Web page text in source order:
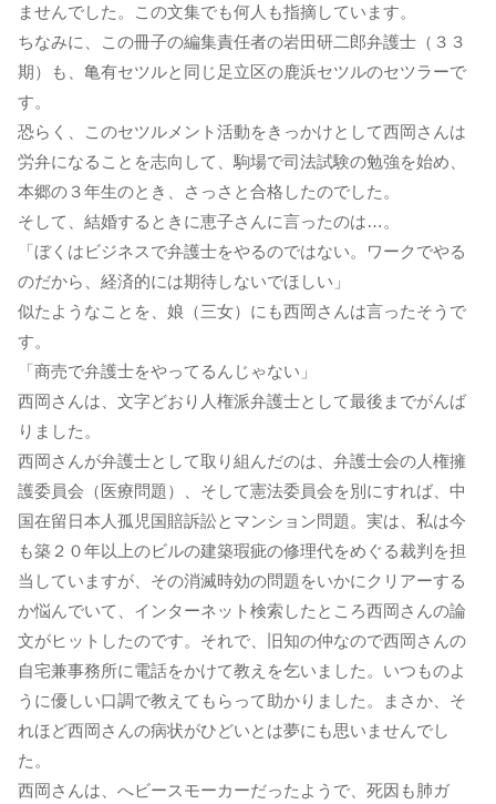
ませんでした。この文集でも何人も指摘しています。
ちなみに、この冊子の編集責任者の岩田研二郎弁護士（３３
期）も、亀有セツルと同じ足立区の鹿浜セツルのセツラーで
す。
恐らく、このセツルメント活動をきっかけとして西岡さんは
労弁になることを志向して、駒場で司法試験の勉強を始め、
本郷の３年生のとき、さっさと合格したのでした。
そして、結婚するときに恵子さんに言ったのは…。
「ぼくはビジネスで弁護士をやるのではない。ワークでやる
のだから、経済的には期待しないでほしい」
似たようなことを、娘（三女）にも西岡さんは言ったそうで
す。
「商売で弁護士をやってるんじゃない」
西岡さんは、文字どおり人権派弁護士として最後までがんば
りました。
西岡さんが弁護士として取り組んだのは、弁護士会の人権擁
護委員会（医療問題）、そして憲法委員会を別にすれば、中
国在留日本人孤児国賠訴訟とマンション問題。実は、私は今
も築２０年以上のビルの建築瑕疵の修理代をめぐる裁判を担
当していますが、その消滅時効の問題をいかにクリアーする
か悩んでいて、インターネット検索したところ西岡さんの論
文がヒットしたのです。それで、旧知の仲なので西岡さんの
自宅兼事務所に電話をかけて教えを乞いました。いつものよ
うに優しい口調で教えてもらって助かりました。まさか、そ
れほど西岡さんの病状がひどいとは夢にも思いませんでし
た。
西岡さんは、へビースモーカーだったようで、死因も肺ガ